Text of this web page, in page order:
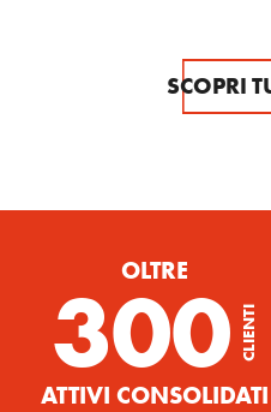
SCOPRI
OLTRE
300 CLIENTI
ATTIVI CONSOLIDATI